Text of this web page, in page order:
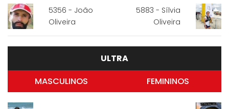
5356 - João
Oliveira
5883 - Sílvia
Oliveira
ULTRA
MASCULINOS
FEMININOS